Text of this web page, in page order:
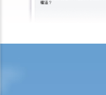
1月1日繳交整個月的